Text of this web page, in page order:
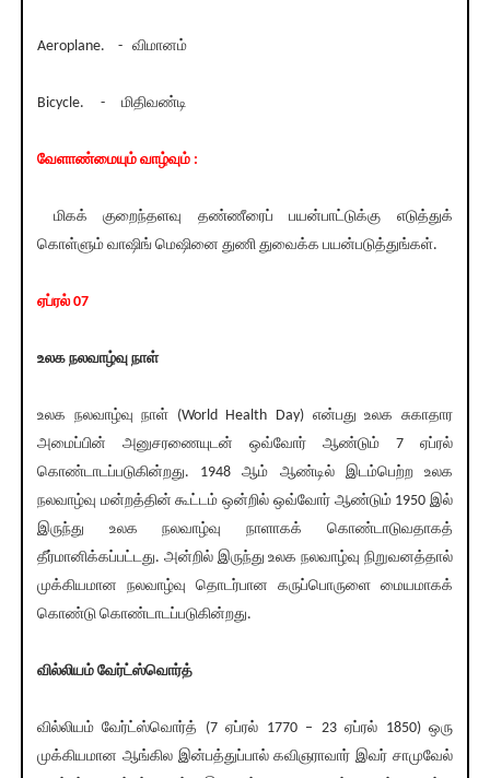
Aeroplane. - விமானம்
Bicycle. - மிதிவண்டி
வேளாண்மையும் வாழ்வும் :
மிகக் குறைந்தளவு தண்ணீரைப் பயன்பாட்டுக்கு எடுத்துக்
கொள்ளும் வாஷிங் மெஷினை துணி துவைக்க பயன்படுத்துங்கள்.
ஏப்ரல் 07
உலக நலவாழ்வு நாள்
உலக நலவாழ்வு நாள் (World Health Day) என்பது உலக சுகாதார
அமைப்பின் அனுசரணையுடன் ஒவ்வோர் ஆண்டும் 7 ஏப்ரல்
கொண்டாடப்படுகின்றது. 1948 ஆம் ஆண்டில் இடம்பெற்ற உலக
நலவாழ்வு மன்றத்தின் கூட்டம் ஒன்றில் ஒவ்வோர் ஆண்டும் 1950 இல்
இருந்து உலக நலவாழ்வு நாளாகக் கொண்டாடுவதாகத்
தீர்மானிக்கப்பட்டது. அன்றில் இருந்து உலக நலவாழ்வு நிறுவனத்தால்
முக்கியமான நலவாழ்வு தொடர்பான கருப்பொருளை மையமாகக்
கொண்டு கொண்டாடப்படுகின்றது.
வில்லியம் வேர்ட்ஸ்வொர்த்
வில்லியம் வேர்ட்ஸ்வொர்த் (7 ஏப்ரல் 1770 – 23 ஏப்ரல் 1850) ஒரு
முக்கியமான ஆங்கில இன்பத்துப்பால் கவிஞராவார் இவர் சாமுவேல்